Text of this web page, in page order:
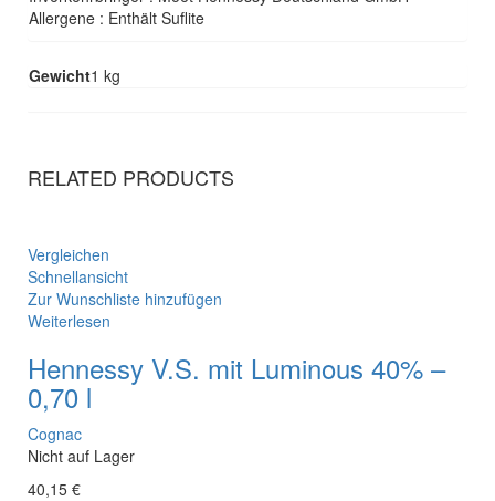
Allergene : Enthält Suflite
Gewicht1 kg
RELATED PRODUCTS
Vergleichen
Schnellansicht
Zur Wunschliste hinzufügen
Weiterlesen
Hennessy V.S. mit Luminous 40% –
0,70 l
Cognac
Nicht auf Lager
40,15 €